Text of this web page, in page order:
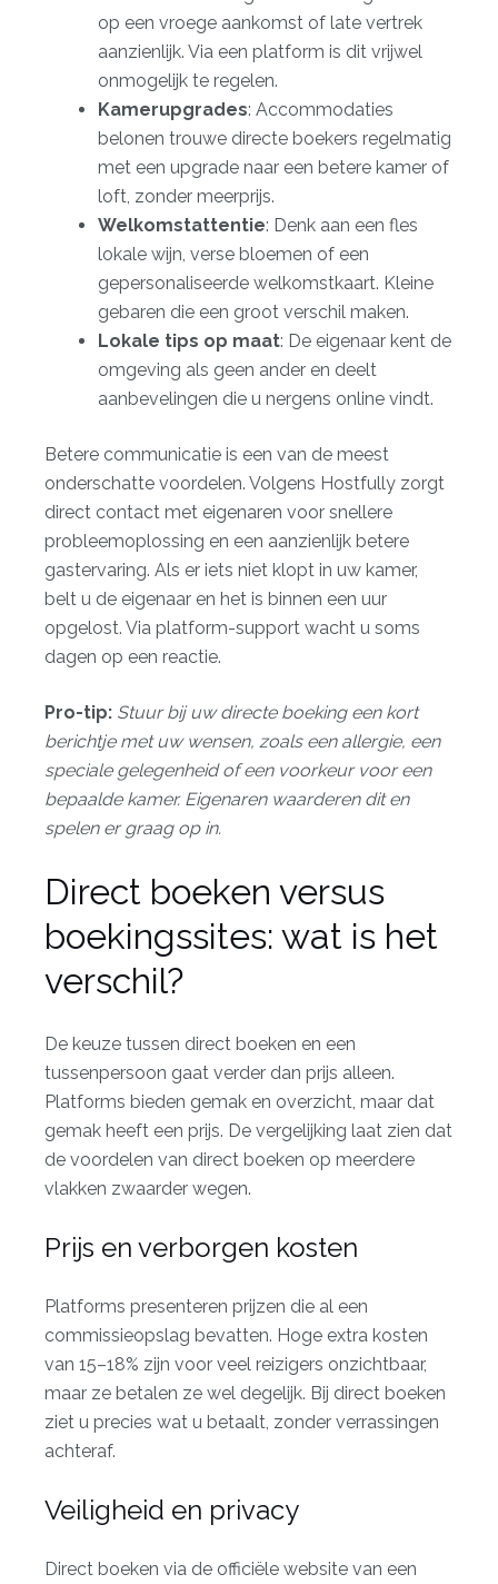
op een vroege aankomst of late vertrek
aanzienlijk. Via een platform is dit vrijwel
onmogelijk te regelen.
Kamerupgrades: Accommodaties
belonen trouwe directe boekers regelmatig
met een upgrade naar een betere kamer of
loft, zonder meerprijs.
Welkomstattentie: Denk aan een fles
lokale wijn, verse bloemen of een
gepersonaliseerde welkomstkaart. Kleine
gebaren die een groot verschil maken.
Lokale tips op maat: De eigenaar kent de
omgeving als geen ander en deelt
aanbevelingen die u nergens online vindt.
Betere communicatie is een van de meest
onderschatte voordelen. Volgens Hostfully zorgt
direct contact met eigenaren voor snellere
probleemoplossing en een aanzienlijk betere
gastervaring. Als er iets niet klopt in uw kamer,
belt u de eigenaar en het is binnen een uur
opgelost. Via platform-support wacht u soms
dagen op een reactie.
Pro-tip: Stuur bij uw directe boeking een kort
berichtje met uw wensen, zoals een allergie, een
speciale gelegenheid of een voorkeur voor een
bepaalde kamer. Eigenaren waarderen dit en
spelen er graag op in.
Direct boeken versus
boekingssites: wat is het
verschil?
De keuze tussen direct boeken en een
tussenpersoon gaat verder dan prijs alleen.
Platforms bieden gemak en overzicht, maar dat
gemak heeft een prijs. De vergelijking laat zien dat
de voordelen van direct boeken op meerdere
vlakken zwaarder wegen.
Prijs en verborgen kosten
Platforms presenteren prijzen die al een
commissieopslag bevatten. Hoge extra kosten
van 15–18% zijn voor veel reizigers onzichtbaar,
maar ze betalen ze wel degelijk. Bij direct boeken
ziet u precies wat u betaalt, zonder verrassingen
achteraf.
Veiligheid en privacy
Direct boeken via de officiële website van een